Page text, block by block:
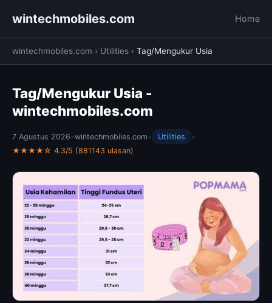
wintechmobiles.com Home
wintechmobiles.com › Utilities › Tag/Mengukur Usia
Tag/Mengukur Usia -
wintechmobiles.com
7 Agustus 2026 •wintechmobiles.com • Utilities
•
★★★★☆ 4.3/5 (881143 ulasan)